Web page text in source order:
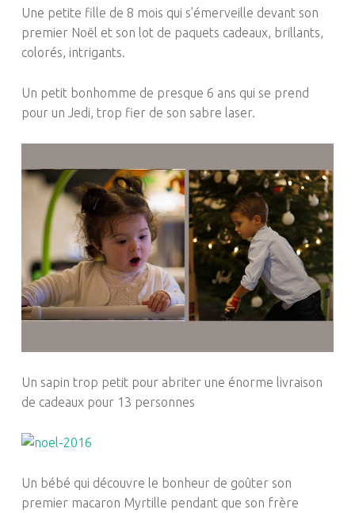
Une petite fille de 8 mois qui s’émerveille devant son
premier Noël et son lot de paquets cadeaux, brillants,
colorés, intrigants.
Un petit bonhomme de presque 6 ans qui se prend
pour un Jedi, trop fier de son sabre laser.
Un sapin trop petit pour abriter une énorme livraison
de cadeaux pour 13 personnes
Un bébé qui découvre le bonheur de goûter son
premier macaron Myrtille pendant que son frère